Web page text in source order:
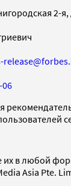
2-я,
06
в любой
Asia Pte.